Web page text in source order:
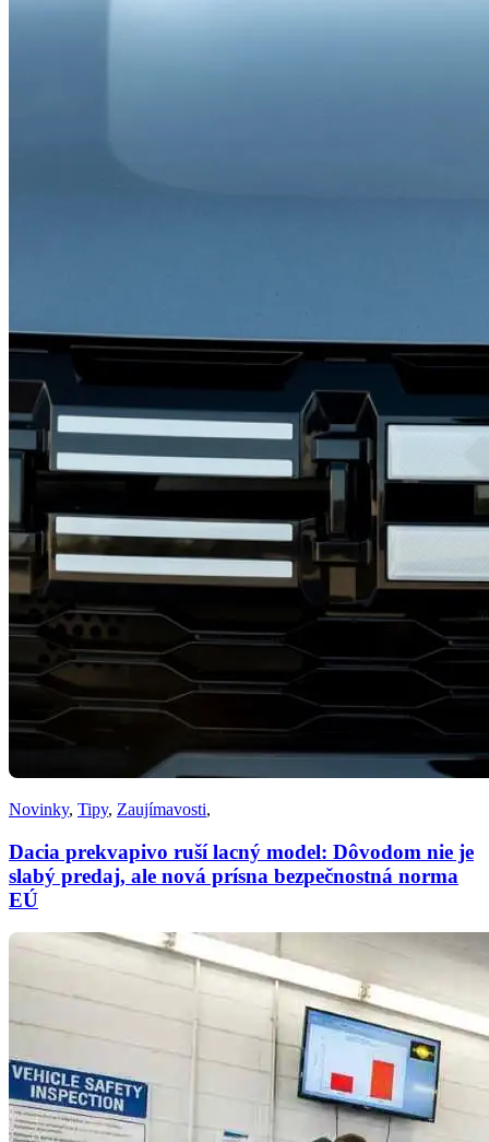
Novinky, Tipy, Zaujímavosti,
Dacia prekvapivo ruší lacný model: Dôvodom nie je
slabý predaj, ale nová prísna bezpečnostná norma
EÚ